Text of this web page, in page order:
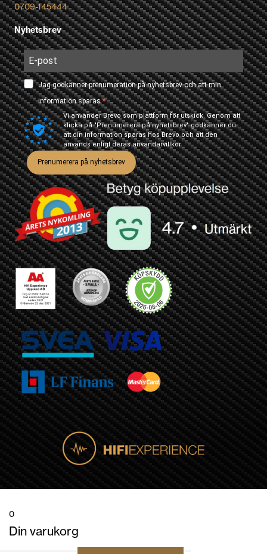
0709-145444
Nyhetsbrev
Jag godkänner prenumeration på nyhetsbrev och att min
information sparas.
Vi använder Brevo som plattform för utskick. Genom att
klicka på "Prenumerera på nyhetsbrev" godkänner du
att din information sparas hos Brevo och att den
används enligt derasanvändarvillkor
Prenumerera på nyhetsbrev
0
Din varukorg